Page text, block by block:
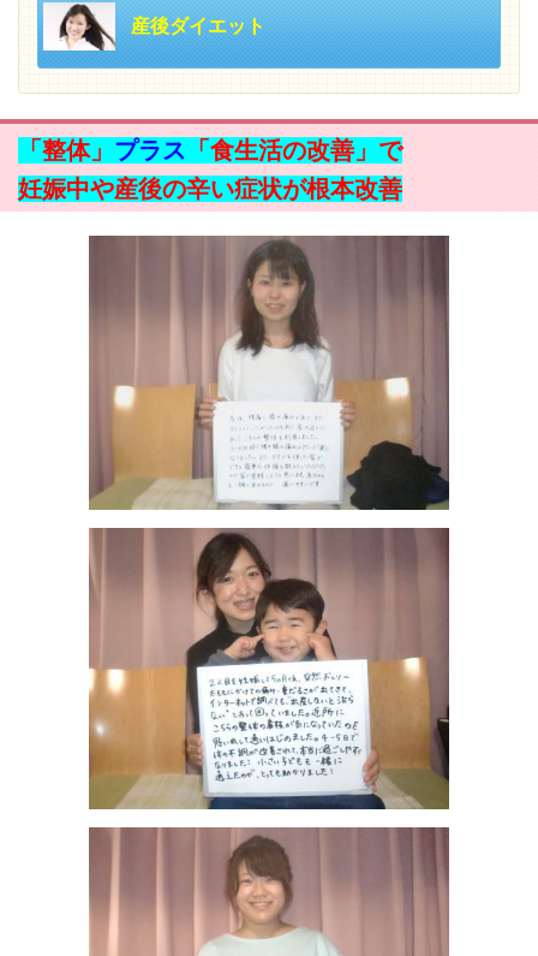
産後ダイエット
「整体」 プラス 「食生活の改善」で
妊娠中や産後の辛い症状が根本改善